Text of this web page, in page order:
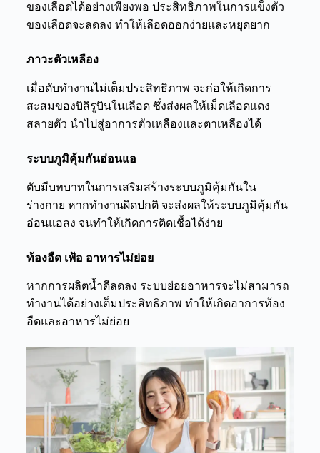
ของเลือดได้อย่างเพียงพอ ประสิทธิภาพในการแข็งตัว
ของเลือดจะลดลง ทำให้เลือดออกง่ายและหยุดยาก
ภาวะตัวเหลือง
เมื่อตับทำงานไม่เต็มประสิทธิภาพ จะก่อให้เกิดการ
สะสมของบิลิรูบินในเลือด ซึ่งส่งผลให้เม็ดเลือดแดง
สลายตัว นำไปสู่อาการตัวเหลืองและตาเหลืองได้
ระบบภูมิคุ้มกันอ่อนแอ
ตับมีบทบาทในการเสริมสร้างระบบภูมิคุ้มกันใน
ร่างกาย หากทำงานผิดปกติ จะส่งผลให้ระบบภูมิคุ้มกัน
อ่อนแอลง จนทำให้เกิดการติดเชื้อได้ง่าย
ท้องอืด เฟ้อ อาหารไม่ย่อย
หากการผลิตน้ำดีลดลง ระบบย่อยอาหารจะไม่สามารถ
ทำงานได้อย่างเต็มประสิทธิภาพ ทำให้เกิดอาการท้อง
อืดและอาหารไม่ย่อย